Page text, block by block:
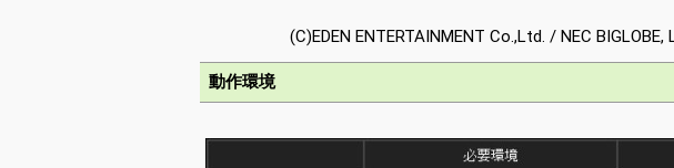
(C)EDEN ENTERTAINMENT Co.,Ltd. / NEC
動作環境